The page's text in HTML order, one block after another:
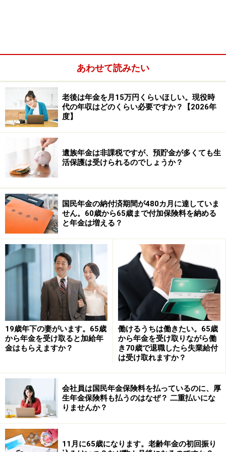
・31日以上引き続き雇用されることが見込まれる者であ
ること。
・1週間の所定労働時間が20時間以上であること。
また雇用保険への加入に年齢は関係なく、相談者のよう
に60歳以降に働く場合であっても保険料は納めることに
なります。
以前であれば、65歳以上は高年齢労働者と呼ばれ、平成
29年1月1日から令和2年3月31日までの間は雇用保険料が
免除されていましたが、現在は年齢にかかわらず保険料
を負担する必要があります。
また厚生年金への加入や年金を受給しているかどうか
も、雇用保険の加入とは関係がありません。相談者は厚
生年金に加入しない予定とのことですが、常時100人
（2024年（令和6年）10月からは50人）を超える事業所
（特定適用事業所）で働く場合、以下の要件を満たすの
であれば、厚生年金へは加入することになりますので注
あわせて読みたい
老後は年金を月15万円くらいほしい。現役時
代の年収はどのくらい必要ですか？【2026年
度】
遺族年金は非課税ですが、預貯金が多くても生
活保護は受けられるのでしょうか？
国民年金の納付済期間が480カ月に達していま
せん。60歳から65歳まで付加保険料を納める
と年金は増える？
19歳年下の妻がいます。65歳
から年金を受け取ると加給年
金はもらえますか？
働けるうちは働きたい。65歳
から年金を受け取りながら働
き70歳で退職したら失業給付
は受け取れますか？
会社員は国民年金保険料を払っているのに、厚
生年金保険料も払うのはなぜ？ 二重払いにな
りませんか？
11月に65歳になります。老齢年金の初回振り